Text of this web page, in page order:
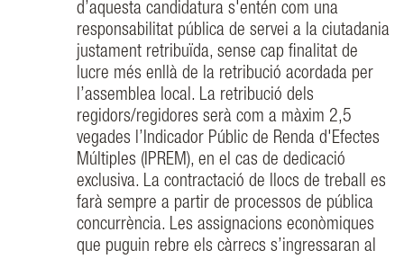
d’aquesta candidatura s'entén com una
responsabilitat pública de servei a la ciutadania
justament retribuïda, sense cap finalitat de
lucre més enllà de la retribució acordada per
l’assemblea local. La retribució dels
regidors/regidores serà com a màxim 2,5
vegades l’Indicador Públic de Renda d'Efectes
Múltiples (IPREM), en el cas de dedicació
exclusiva. La contractació de llocs de treball es
farà sempre a partir de processos de pública
concurrència. Les assignacions econòmiques
que puguin rebre els càrrecs s’ingressaran al